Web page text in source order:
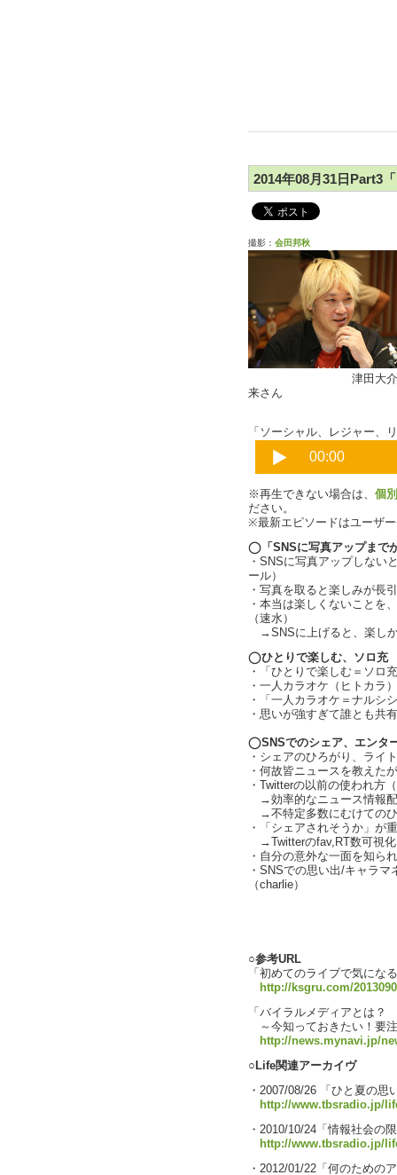
2014年08月31日Part3
撮影： 会田邦秋
津田大
来さん
「ソーシャル、レジャー、
※再生できない場合は、 個
ださい。
※最新エピソードはユーザ
◯「SNSに写真アップまで
・SNSに写真アップしない
ール）
・写真を取ると楽しみが長
・本当は楽しくないことを
（速水）
→SNSに上げると、楽し
◯ひとりで楽しむ、ソロ充
・「ひとりで楽しむ＝ソロ
・一人カラオケ（ヒトカラ
・「一人カラオケ＝ナルシ
・思いが強すぎて誰とも共
◯SNSでのシェア、エンタ
・シェアのひろがり、ライ
・何故皆ニュースを教えた
・Twitterの以前の使われ方
→効率的なニュース情報
→不特定多数にむけての
・「シェアされそうか」が
→Twitterのfav,RT数可視化
・自分の意外な一面を知ら
・SNSでの思い出/キャラ
（charlie）
○参考URL
「初めてのライブで気にな
http://ksgru.com/
「バイラルメディアとは？
～今知っておきたい！要
http://news.mynavi.jp/
○Life関連アーカイヴ
・2007/08/26 「ひと夏の思
http://www.tbsradio.jp/
・2010/10/24「情報社会の
http://www.tbsradio.jp/
・2012/01/22「何のための